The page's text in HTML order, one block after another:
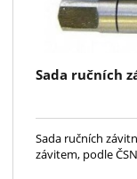
Sada ručních
Sada ručních
závitem, podle